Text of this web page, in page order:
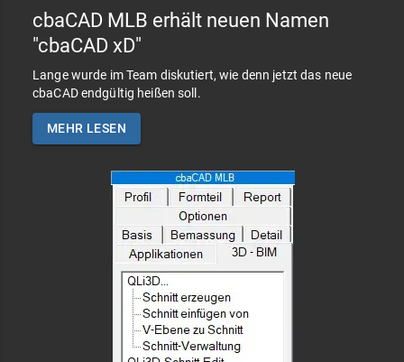
cbaCAD MLB erhält neuen Namen
"cbaCAD xD"
Lange wurde im Team diskutiert, wie denn jetzt das neue
cbaCAD endgültig heißen soll.
MEHR LESEN